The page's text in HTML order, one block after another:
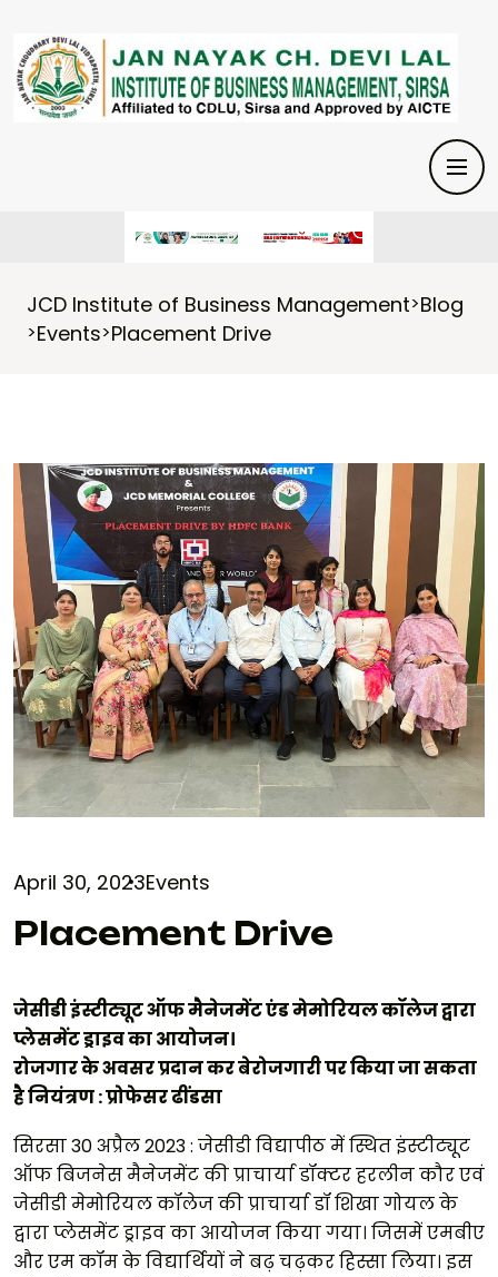
JCD Institute of Business Management>Blog
>Events>Placement Drive
April 30, 2023Events
Placement Drive
जेसीडी इंस्टीट्यूट ऑफ मैनेजमेंट एंड मेमोरियल कॉलेज द्वारा
प्लेसमेंट ड्राइव का आयोजन।
रोजगार के अवसर प्रदान कर बेरोजगारी पर किया जा सकता
है नियंत्रण : प्रोफेसर ढींडसा
सिरसा 30 अप्रैल 2023 : जेसीडी विद्यापीठ में स्थित इंस्टीट्यूट
ऑफ बिजनेस मैनेजमेंट की प्राचार्या डॉक्टर हरलीन कौर एवं
जेसीडी मेमोरियल कॉलेज की प्राचार्या डॉ शिखा गोयल के
द्वारा प्लेसमेंट ड्राइव का आयोजन किया गया। जिसमें एमबीए
और एम कॉम के विद्यार्थियों ने बढ़ चढ़कर हिस्सा लिया। इस